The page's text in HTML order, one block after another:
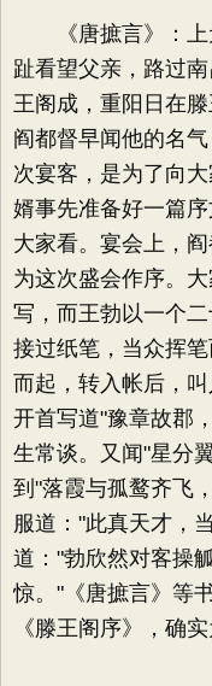
《唐摭言》：上
趾看望父亲，路过
王阁成，重阳日在
阎都督早闻他的名
次宴客，是为了向
婿事先准备好一篇
大家看。宴会上，
为这次盛会作序。
写，而王勃以一个
接过纸笔，当众挥
而起，转入帐后，
开首写道"豫章故郡
生常谈。又闻"星分
到"落霞与孤鹜齐飞
服道："此真天才，
道："勃欣然对客操
惊。"《唐摭言》等
《滕王阁序》，确